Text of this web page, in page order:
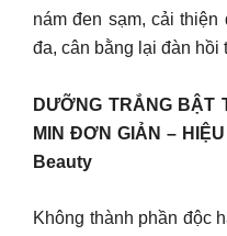
nám đen sạm, cải
đa, cân bằng lại đàn hồi
DƯỠNG TRẮNG BẬT
MIN ĐƠN GIẢN –
Beauty
Không thành phần độc